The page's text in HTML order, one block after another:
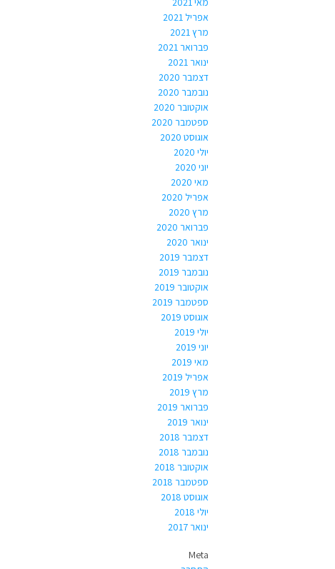
אפריל 2021
מרץ 2021
פברואר 2021
ינואר 2021
דצמבר 2020
נובמבר 2020
אוקטובר 2020
ספטמבר 2020
אוגוסט 2020
יולי 2020
יוני 2020
מאי 2020
אפריל 2020
מרץ 2020
פברואר 2020
ינואר 2020
דצמבר 2019
נובמבר 2019
אוקטובר 2019
ספטמבר 2019
אוגוסט 2019
יולי 2019
יוני 2019
מאי 2019
אפריל 2019
מרץ 2019
פברואר 2019
ינואר 2019
דצמבר 2018
נובמבר 2018
אוקטובר 2018
ספטמבר 2018
אוגוסט 2018
יולי 2018
ינואר 2017
Meta